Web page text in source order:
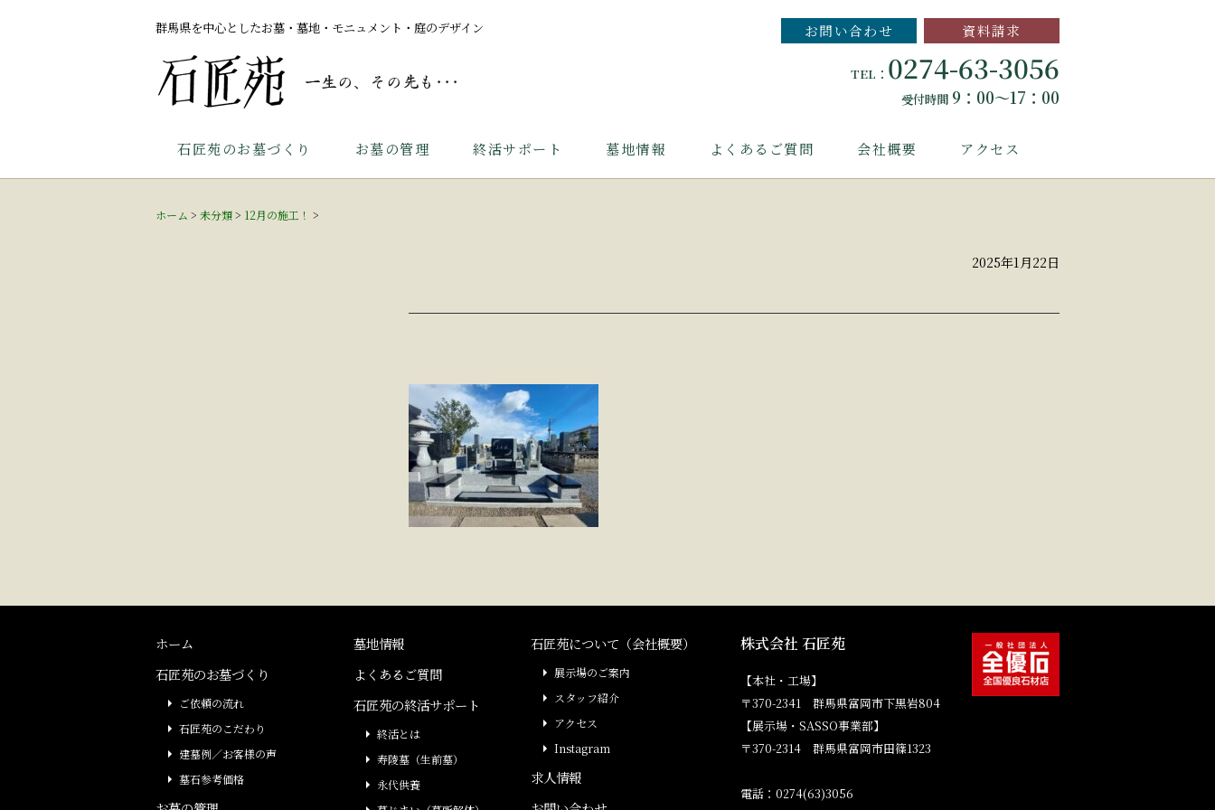
群馬県を中心としたお墓・墓地・モニュメント・庭のデザイン お問い合わせ 資料請求
TEL： 0274-63-3056
受付時間 9：00～17：00
石匠苑のお墓づくり お墓の管理 終活サポート 墓地情報 よくあるご質問 会社概要 アクセス
ホーム > 未分類> 12月の施工！ >
2025年1月22日
ホーム
石匠苑のお墓づくり
ご依頼の流れ
石匠苑のこだわり
建墓例／お客様の声
墓石参考価格
墓地情報
よくあるご質問
石匠苑の終活サポート
終活とは
寿陵墓（生前墓）
永代供養
石匠苑について（会社概要）
展示場のご案内
スタッフ紹介
アクセス
Instagram
求人情報
株式会社 石匠苑
【本社・工場】
〒370-2341 群馬県富岡市下黒岩804
【展示場・SASSO事業部】
〒370-2314 群馬県富岡市田篠1323
電話：0274(63)3056